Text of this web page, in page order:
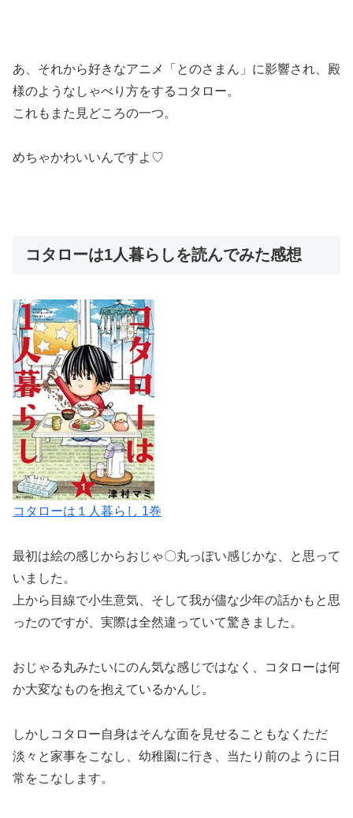
あ、それから好きなアニメ「とのさまん」に影響され、殿
様のようなしゃべり方をするコタロー。
これもまた見どころの一つ。
めちゃかわいいんですよ♡
コタローは1人暮らしを読んでみた感想
コタローは１人暮らし 1巻
最初は絵の感じからおじゃ〇丸っぽい感じかな、と思って
いました。
上から目線で小生意気、そして我が儘な少年の話かもと思
ったのですが、実際は全然違っていて驚きました。
おじゃる丸みたいにのん気な感じではなく、コタローは何
か大変なものを抱えているかんじ。
しかしコタロー自身はそんな面を見せることもなくただ
淡々と家事をこなし、幼稚園に行き、当たり前のように日
常をこなします。